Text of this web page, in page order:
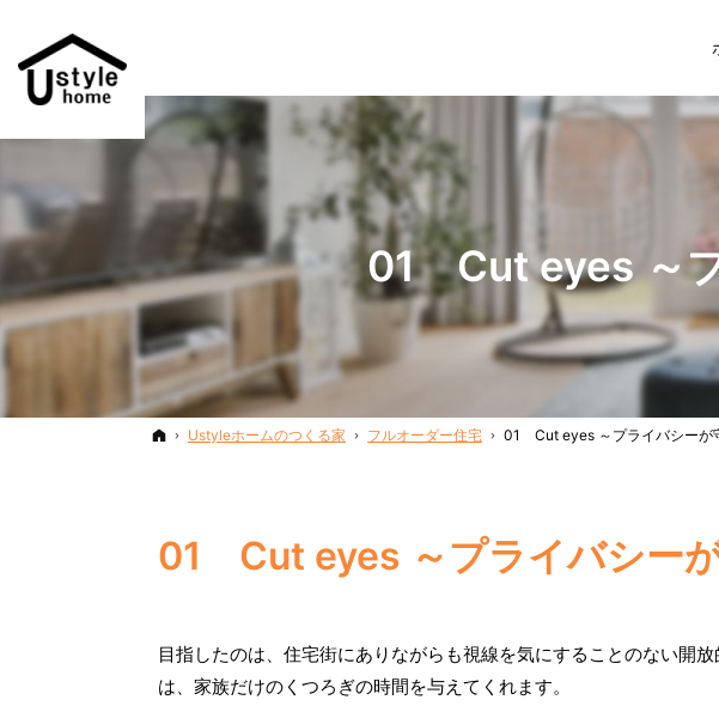
01 Cut eyes ～
ホーム
Ustyleホームのつくる家 フルオーダー住宅 01 Cut eyes ～プライバシーが
01 Cut eyes ～プライバシー
目指したのは、住宅街にありながらも視線を気にすることのない開
は、家族だけのくつろぎの時間を与えてくれます。